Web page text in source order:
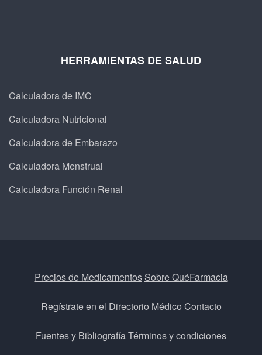
HERRAMIENTAS DE SALUD
Calculadora de IMC
Calculadora Nutricional
Calculadora de Embarazo
Calculadora Menstrual
Calculadora Función Renal
Precios de Medicamentos Sobre QuéFarmacia
Regístrate en el Directorio Médico Contacto
Fuentes y BibliografíaTérminos y condiciones